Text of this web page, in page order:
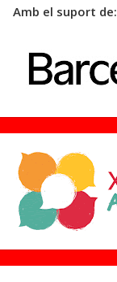
Amb el suport de: